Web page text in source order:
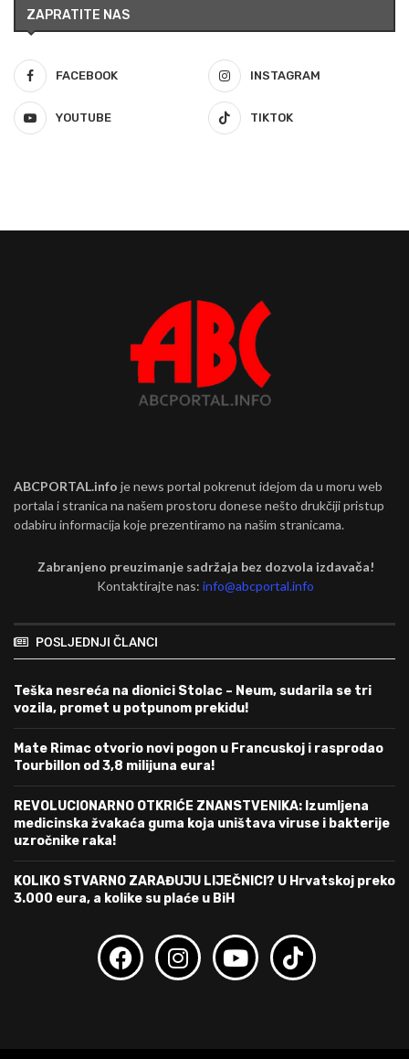
ZAPRATITE NAS
FACEBOOK INSTAGRAM
YOUTUBE TIKTOK
ABCPORTAL.info je news portal pokrenut idejom da u moru web
portala i stranica na našem prostoru donese nešto drukčiji pristup
odabiru informacija koje prezentiramo na našim stranicama.
Zabranjeno preuzimanje sadržaja bez dozvola izdavača!
Kontaktirajte nas:info@abcportal.info
POSLJEDNJI ČLANCI
Teška nesreća na dionici Stolac – Neum, sudarila se tri
vozila, promet u potpunom prekidu!
Mate Rimac otvorio novi pogon u Francuskoj i rasprodao
Tourbillon od 3,8 milijuna eura!
REVOLUCIONARNO OTKRIĆE ZNANSTVENIKA: Izumljena
medicinska žvakaća guma koja uništava viruse i bakterije
uzročnike raka!
KOLIKO STVARNO ZARAĐUJU LIJEČNICI? U Hrvatskoj preko
3.000 eura, a kolike su plaće u BiH